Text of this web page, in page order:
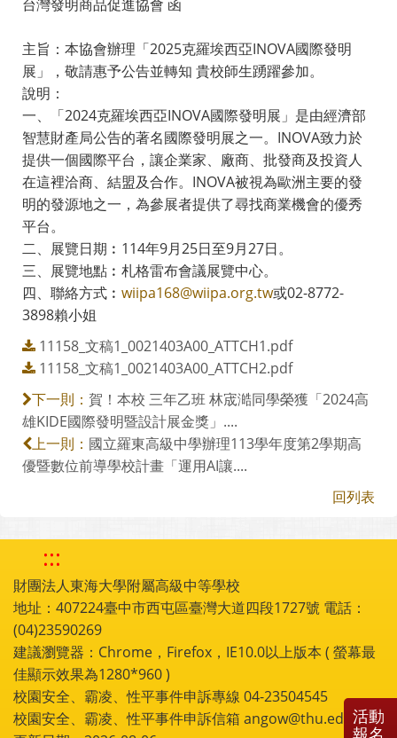
台灣發明商品促進協會 函
主旨：本協會辦理「2025克羅埃西亞INOVA國際發明
展」，敬請惠予公告並轉知 貴校師生踴躍參加。
說明：
一、「2024克羅埃西亞INOVA國際發明展」是由經濟部
智慧財產局公告的著名國際發明展之一。INOVA致力於
提供一個國際平台，讓企業家、廠商、批發商及投資人
在這裡洽商、結盟及合作。INOVA被視為歐洲主要的發
明的發源地之一，為參展者提供了尋找商業機會的優秀
平台。
二、展覽日期︰114年9月25日至9月27日。
三、展覽地點︰札格雷布會議展覽中心。
四、聯絡方式︰ wiipa168@wiipa.org.tw或02-8772-
3898賴小姐
11158_文稿1_0021403A00_ATTCH1.pdf
11158_文稿1_0021403A00_ATTCH2.pdf
下一則： 賀！本校 三年乙班 林宬澔同學榮獲「2024高
雄KIDE國際發明暨設計展金獎」....
上一則： 國立羅東高級中學辦理113學年度第2學期高
優暨數位前導學校計畫「運用AI讓....
回列表
:::
財團法人東海大學附屬高級中等學校
地址：407224臺中市西屯區臺灣大道四段1727號 電話：
(04)23590269
建議瀏覽器：Chrome，Firefox，IE10.0以上版本 ( 螢幕最
佳顯示效果為1280*960 )
校園安全、霸凌、性平事件申訴專線 04-23504545
校園安全、霸凌、性平事件申訴信箱 angow@thu.edu.tw
活動
報名